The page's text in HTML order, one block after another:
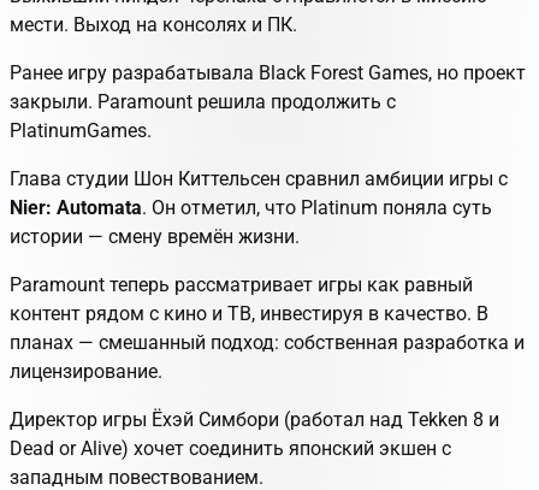
мести. Выход на консолях и ПК.
Ранее игру разрабатывала Black Forest Games, но проект
закрыли. Paramount решила продолжить с
PlatinumGames.
Глава студии Шон Киттельсен сравнил амбиции игры с
Nier: Automata. Он отметил, что Platinum поняла суть
истории — смену времён жизни.
Paramount теперь рассматривает игры как равный
контент рядом с кино и ТВ, инвестируя в качество. В
планах — смешанный подход: собственная разработка и
лицензирование.
Директор игры Ёхэй Симбори (работал над Tekken 8 и
Dead or Alive) хочет соединить японский экшен с
западным повествованием.